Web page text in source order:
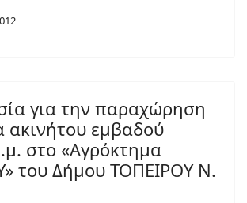
για την παραχώρηση
ακινήτου εμβαδού
στο «Αγρόκτημα
του Δήμου ΤΟΠΕΙΡΟΥ Ν.